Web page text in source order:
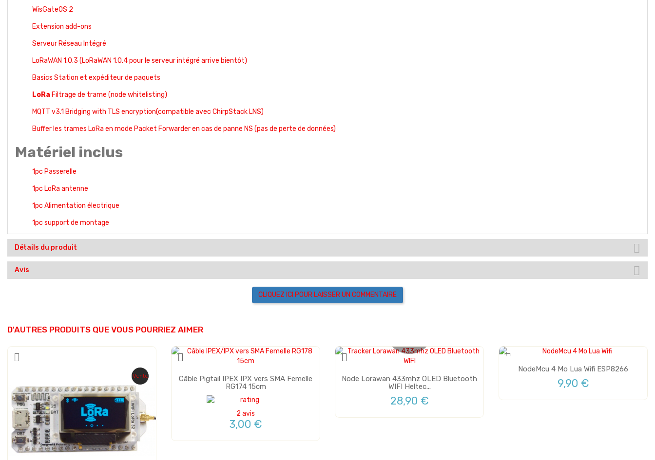
WisGateOS 2
Extension add-ons
Serveur Réseau Intégré
LoRaWAN 1.0.3 (LoRaWAN 1.0.4 pour le serveur intégré arrive bientôt)
Basics Station et expéditeur de paquets
LoRa Filtrage de trame (node whitelisting)
MQTT v3.1 Bridging with TLS encryption(compatible avec ChirpStack LNS)
Buffer les trames LoRa en mode Packet Forwarder en cas de panne NS (pas de perte de données)
Matériel inclus
1pc Passerelle
1pc LoRa antenne
1pc Alimentation électrique
1pc support de montage
Détails du produit
Avis
CLIQUEZ ICI POUR LAISSER UN COMMENTAIRE
D'AUTRES PRODUITS QUE VOUS POURRIEZ AIMER
Vente
Câble Pigtail IPEX IPX vers SMA Femelle
RG174 15cm
2 avis
3,00 €
Node Lorawan 433mhz OLED Bluetooth
WIFI Heltec...
28,90 €
NodeMcu 4 Mo Lua Wifi ESP8266
9,90 €